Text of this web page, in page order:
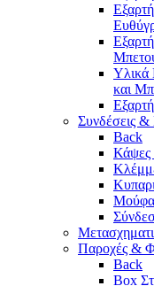
Υλικά
και
Συνδέσεις
Back
Κάψες
Παροχές &
Back
Box